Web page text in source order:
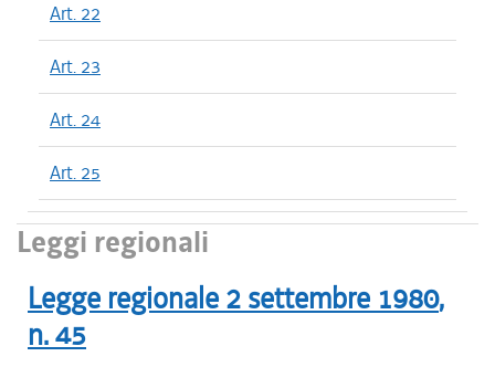
Art. 22
Art. 23
Art. 24
Art. 25
Leggi regionali
Legge regionale 2 settembre 1980,
n.45